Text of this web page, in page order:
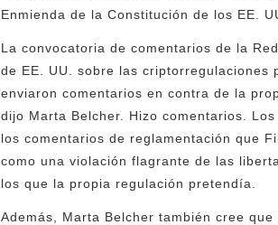
Enmienda de la Constitución de los EE.
La convocatoria de comentarios de la
de EE. UU. sobre las criptorregulaciones
enviaron comentarios en contra de la
dijo Marta Belcher. Hizo comentarios.
los comentarios de reglamentación que
como una violación flagrante de las
los que la propia regulación pretendía.
Además, Marta Belcher también cree